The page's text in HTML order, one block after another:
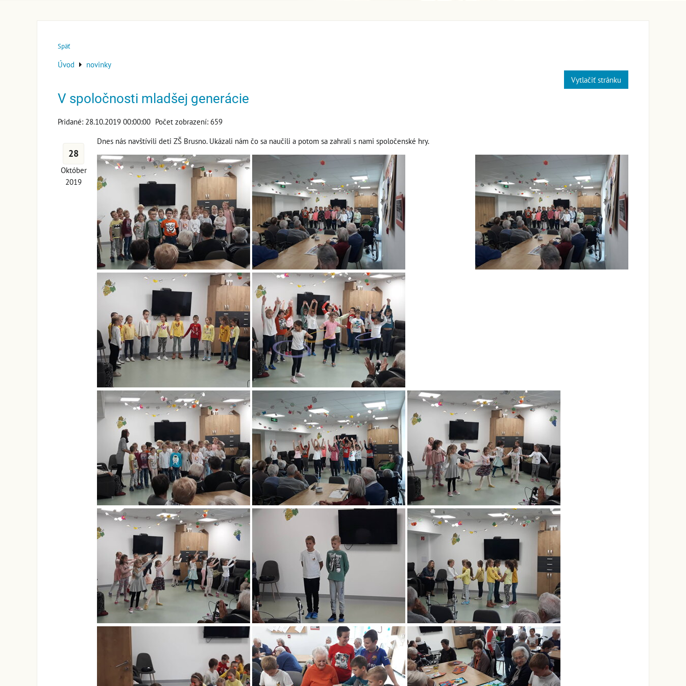
Späť
Úvod
novinky
Vytlačiť stránku
V spoločnosti mladšej generácie
Pridané: 28.10.2019 00:00:00 Počet zobrazení: 659
28
Október
2019
Dnes nás navštívili deti ZŠ Brusno. Ukázali nám čo sa naučili a potom sa zahrali s nami spoločenské hry.